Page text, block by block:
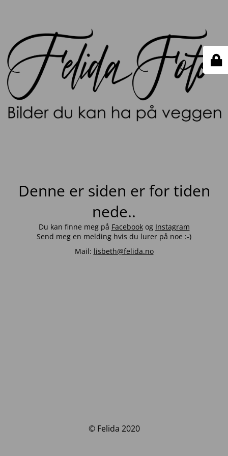
Denne er siden er for tiden
nede..
Du kan finne meg på Facebookog Instagram
Send meg en melding hvis du lurer på noe :-)
Mail: lisbeth@felida.no
© Felida 2020